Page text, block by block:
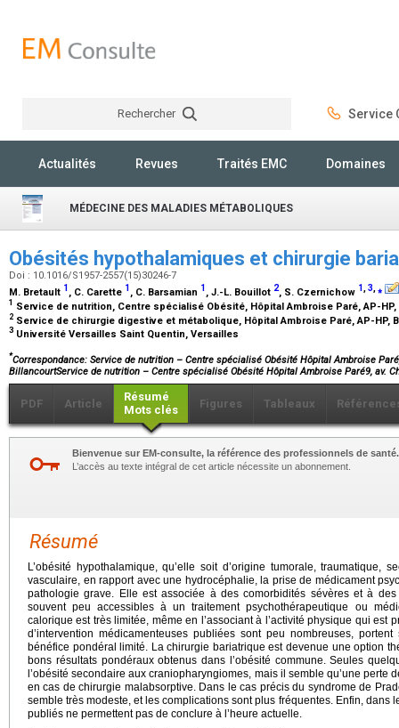
Rechercher Service
Actualités Revues Traités EMC Domaines
MÉDECINE DES MALADIES MÉTABOLIQUES
Obésités hypothalamiques et chirurgie
Doi : 10.1016/S1957-2557(15)30246-7
M. Bretault 1 , C. Carette 1 , C. Barsamian 1 , J.-L. Bouillot 2, S. Czernichow 1,3,⁎
1 Service de nutrition, Centre spécialisé Obésité, Hôpital Ambroise Paré, AP-
2 Service de chirurgie digestive et métabolique, Hôpital Ambroise Paré, AP-HP,
3 Université Versailles Saint Quentin, Versailles
*Correspondance: Service de nutrition – Centre spécialisé Obésité Hôpital Ambroise
BillancourtService de nutrition – Centre spécialisé Obésité Hôpital Ambroise Paré9, av.
PDF Article
Résumé
Mots clés
Figures Tableaux
Bienvenue sur EM-consulte, la référence des professionnels de santé.
L’accès au texte intégral de cet article nécessite un abonnement.
Résumé
L’obésité hypothalamique, qu’elle soit d’origine tumorale, traumatique,
vasculaire, en rapport avec une hydrocéphalie, la prise de médicament
pathologie grave. Elle est associée à des comorbidités sévères et à
souvent peu accessibles à un traitement psychothérapeutique ou
calorique est très limitée, même en l’associant à l’activité physique qui est
d’intervention médicamenteuses publiées sont peu nombreuses,
bénéfice pondéral limité. La chirurgie bariatrique est devenue une option
bons résultats pondéraux obtenus dans l’obésité commune. Seules
l’obésité secondaire aux craniopharyngiomes, mais il semble qu’une perte
en cas de chirurgie malabsorptive. Dans le cas précis du syndrome de
semble très modeste, et les complications sont plus fréquentes. Enfin, dans
publiés ne permettent pas de conclure à l’heure actuelle.